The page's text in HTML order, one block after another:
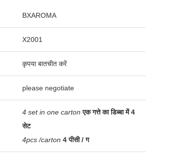
BXAROMA
X2001
कृपया बातचीत करें
please negotiate
4 set in one carton एक गत्ते का डिब्बा में 4
सेट
4pcs /carton 4 पीसी / ग